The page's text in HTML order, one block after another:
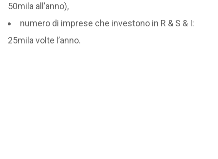
50mila all’anno),
numero di imprese che investono in R & S & I:
25mila volte l’anno.